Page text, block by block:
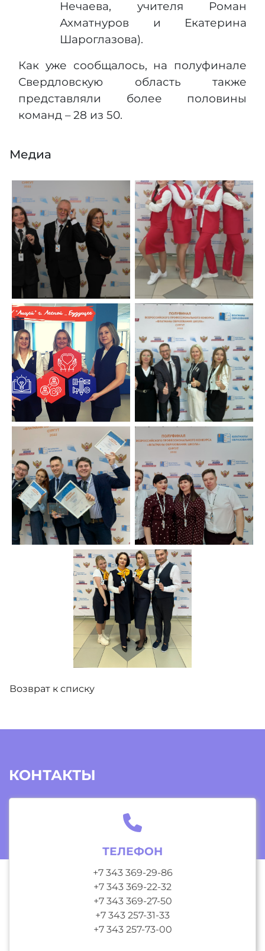
Нечаева, учителя Роман
Ахматнуров и Екатерина
Шароглазова).
Как уже сообщалось, на полуфинале
Свердловскую область также
представляли более половины
команд – 28 из 50.
Медиа
Возврат к списку
КОНТАКТЫ
ТЕЛЕФОН
+7 343 369-29-86
+7 343 369-22-32
+7 343 369-27-50
+7 343 257-31-33
+7 343 257-73-00